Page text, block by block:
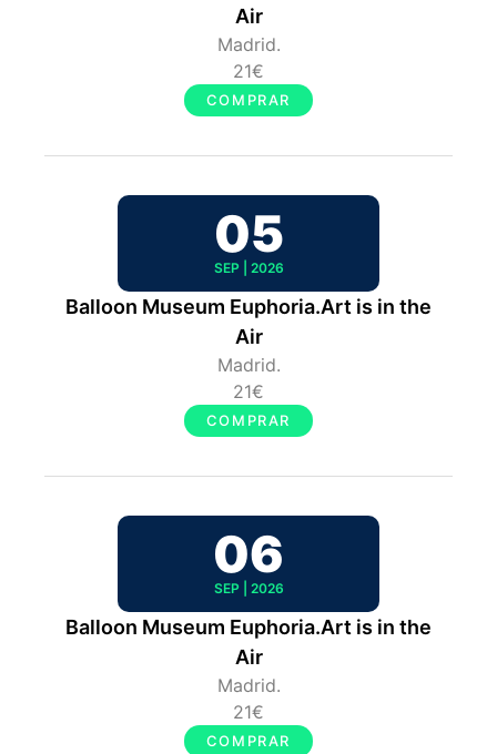
Air
Madrid.
21€
COMPRAR
05
SEP | 2026
Balloon Museum Euphoria.Art is in the
Air
Madrid.
21€
COMPRAR
06
SEP | 2026
Balloon Museum Euphoria.Art is in the
Air
Madrid.
21€
COMPRAR